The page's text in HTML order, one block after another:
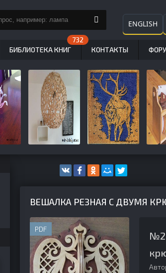
ВЕШАЛКА РЕЗНАЯ С ДВУМЯ
PDF
ENGLISH
БИБЛИОТЕКА КНИГ КОНТАКТЫ